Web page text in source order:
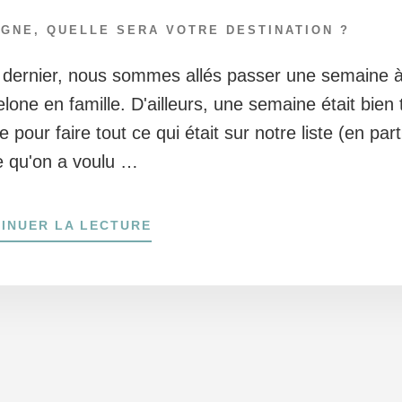
, QUELLE SERA VOTRE DESTINATION ?
nous sommes allés passer une semaine
en famille. D'ailleurs, une semaine était bien
pour faire tout ce qui était sur notre liste (en
qu'on a voulu …
LA LECTURE
PROPOSVISITER